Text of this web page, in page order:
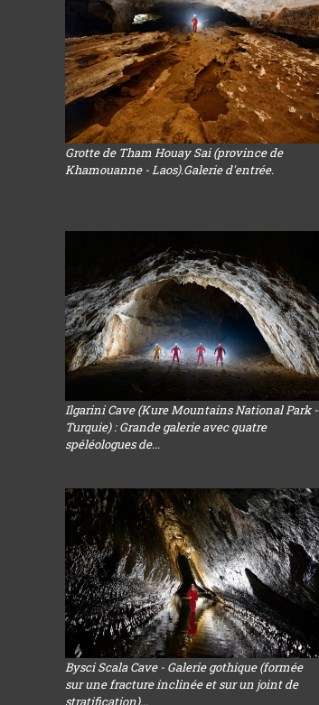
Grotte de Tham Houay Sai (province de
Khamouanne - Laos).Galerie d'entrée.
Ilgarini Cave (Kure Mountains National Park -
Turquie) : Grande galerie avec quatre
spéléologues de...
Bysci Scala Cave - Galerie gothique (formée
sur une fracture inclinée et sur un joint de
stratification)...